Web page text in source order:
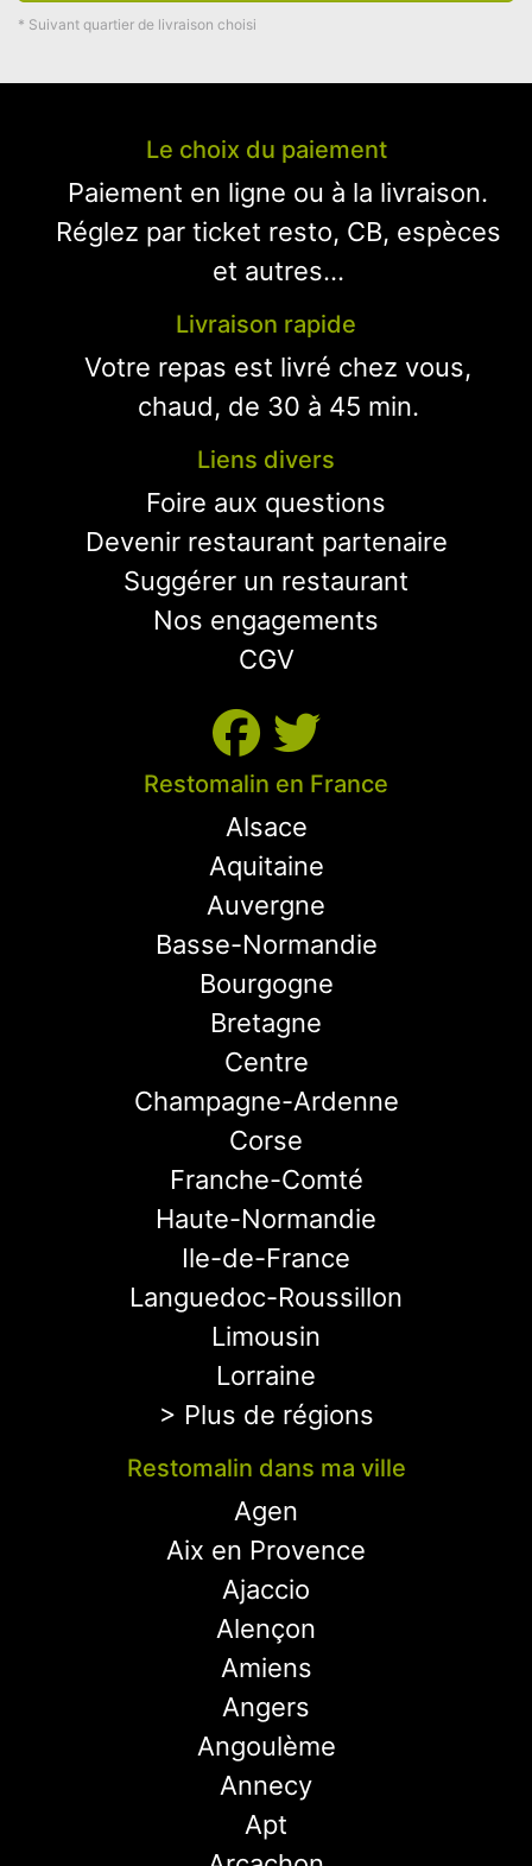
* Suivant quartier de livraison choisi
Le choix du paiement
Paiement en ligne ou à la livraison.
Réglez par ticket resto, CB, espèces
et autres...
Livraison rapide
Votre repas est livré chez vous,
chaud, de 30 à 45 min.
Liens divers
Foire aux questions
Devenir restaurant partenaire
Suggérer un restaurant
Nos engagements
CGV
Restomalin en France
Alsace
Aquitaine
Auvergne
Basse-Normandie
Bourgogne
Bretagne
Centre
Champagne-Ardenne
Corse
Franche-Comté
Haute-Normandie
Ile-de-France
Languedoc-Roussillon
Limousin
Lorraine
> Plus de régions
Restomalin dans ma ville
Agen
Aix en Provence
Ajaccio
Alençon
Amiens
Angers
Angoulème
Annecy
Apt